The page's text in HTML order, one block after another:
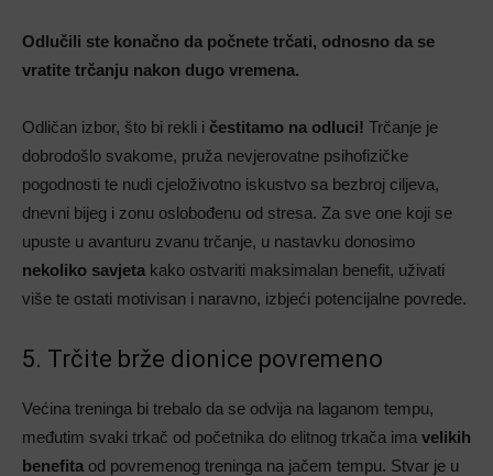
Odlučili ste konačno da počnete trčati, odnosno da se
vratite trčanju nakon dugo vremena.
Odličan izbor, što bi rekli i čestitamo na odluci! Trčanje je
dobrodošlo svakome, pruža nevjerovatne psihofizičke
pogodnosti te nudi cjeloživotno iskustvo sa bezbroj ciljeva,
dnevni bijeg i zonu oslobođenu od stresa. Za sve one koji se
upuste u avanturu zvanu trčanje, u nastavku donosimo
nekoliko savjeta kako ostvariti maksimalan benefit, uživati
više te ostati motivisan i naravno, izbjeći potencijalne povrede.
5. Trčite brže dionice povremeno
Većina treninga bi trebalo da se odvija na laganom tempu,
međutim svaki trkač od početnika do elitnog trkača ima velikih
benefita od povremenog treninga na jačem tempu. Stvar je u